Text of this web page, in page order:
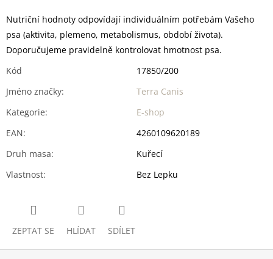
Nutriční hodnoty odpovídají individuálním potřebám Vašeho
psa (aktivita, plemeno, metabolismus, období života).
Doporučujeme pravidelně kontrolovat hmotnost psa.
Kód
17850/200
Jméno značky:
Terra Canis
Kategorie:
E-shop
EAN:
4260109620189
Druh masa:
Kuřecí
Vlastnost: Bez Lepku
ZEPTAT SE HLÍDAT SDÍLET